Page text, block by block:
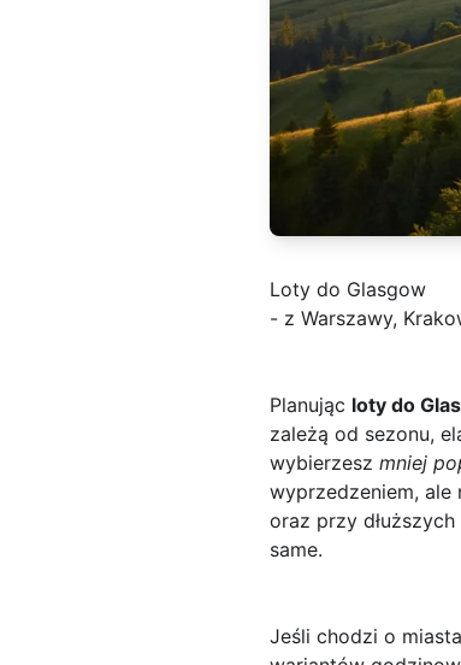
Loty do Glasgow
- z Warszawy,
Planując loty do
zależą od sezonu,
wybierzesz mniej
wyprzedzeniem, ale
oraz przy
same.
Jeśli chodzi o